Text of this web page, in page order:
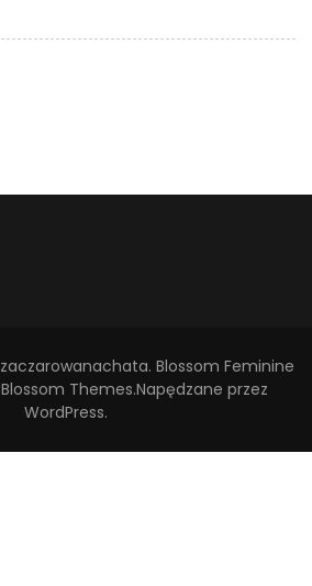
zaczarowanachata. Blossom Feminine
Blossom Themes.Napędzane przez
WordPress.